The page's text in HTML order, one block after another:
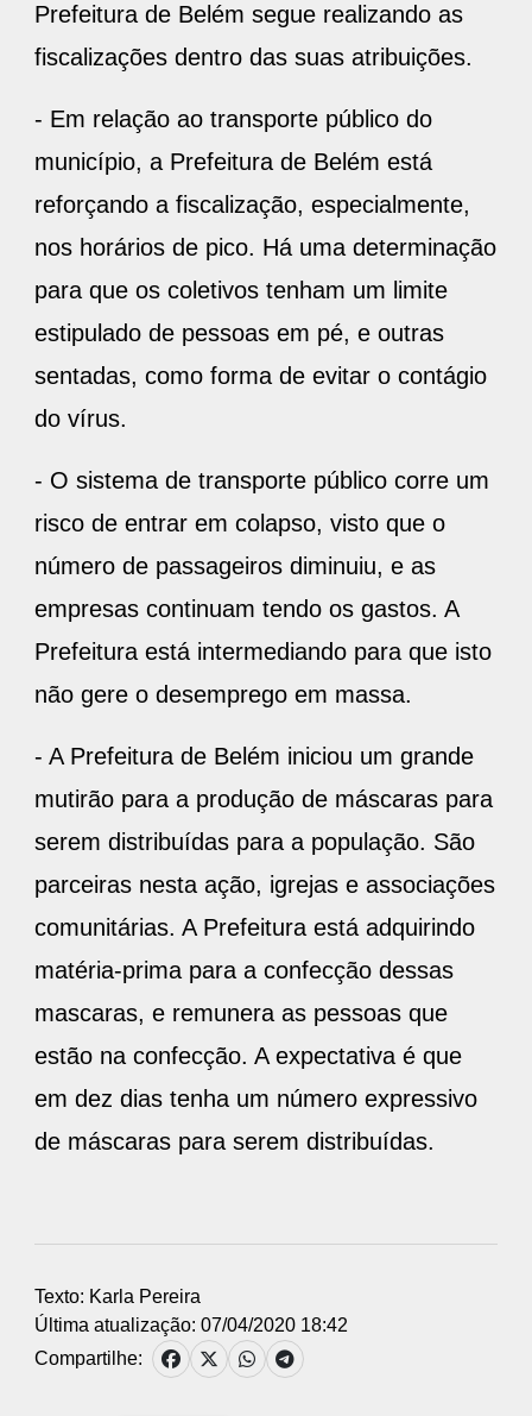
Prefeitura de Belém segue realizando as
fiscalizações dentro das suas atribuições.
- Em relação ao transporte público do
município, a Prefeitura de Belém está
reforçando a fiscalização, especialmente,
nos horários de pico. Há uma determinação
para que os coletivos tenham um limite
estipulado de pessoas em pé, e outras
sentadas, como forma de evitar o contágio
do vírus.
- O sistema de transporte público corre um
risco de entrar em colapso, visto que o
número de passageiros diminuiu, e as
empresas continuam tendo os gastos. A
Prefeitura está intermediando para que isto
não gere o desemprego em massa.
- A Prefeitura de Belém iniciou um grande
mutirão para a produção de máscaras para
serem distribuídas para a população. São
parceiras nesta ação, igrejas e associações
comunitárias. A Prefeitura está adquirindo
matéria-prima para a confecção dessas
mascaras, e remunera as pessoas que
estão na confecção. A expectativa é que
em dez dias tenha um número expressivo
de máscaras para serem distribuídas.
Texto: Karla Pereira
Última atualização: 07/04/2020 18:42
Compartilhe: